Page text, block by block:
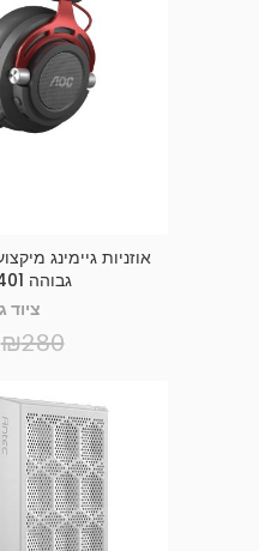
אוזניות גיימינג
גבוהה AOC GH401
ציוד
₪280